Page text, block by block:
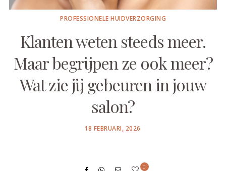
PROFESSIONELE HUIDVERZORGING
Klanten weten steeds meer.
Maar begrijpen ze ook meer?
Wat zie jij gebeuren in jouw
salon?
POSTED
18 FEBRUARI, 2026
0